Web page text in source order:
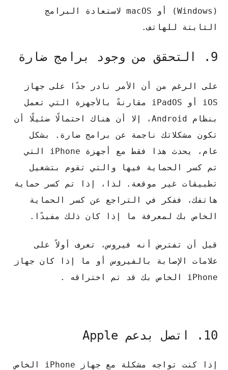
(Windows) أو macOS لاستعادة البرامج
الثابتة للهاتف.
9. التحقق من وجود برامج ضارة
على الرغم من أن الأمر نادر جدًا على جهاز
iOS أو iPadOS مقارنةً بالأجهزة التي تعمل
بنظام Android، إلا أن هناك احتمالًا ضئيلًا أن
تكون مشكلاتك ناجمة عن برامج ضارة. بشكل
عام، يحدث هذا فقط مع أجهزة iPhone التي
تم كسر الحماية فيها والتي تقوم بتشغيل
تطبيقات غير موقعة. لذا، إذا تم كسر حماية
هاتفك، ففكر في التراجع عن كسر الحماية
الخاص بك لمعرفة ما إذا كان ذلك مفيدًا.
قبل أن تفترض أنه فيروس، تعرف أولاً على
علامات الإصابة بالفيروس أو ما إذا كان جهاز
iPhone الخاص بك قد تم اختراقه .
10. اتصل بدعم Apple
إذا كنت تواجه مشكلة مع جهاز iPhone الخاص